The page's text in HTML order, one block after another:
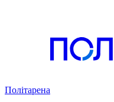
Політарена